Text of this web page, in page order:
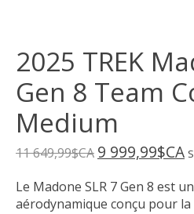
2025 TREK
Gen 8 Team
Medium
11 649,99$CA 9 999,99$CA
Le Madone SLR 7 Gen 8 est
aérodynamique conçu pour la